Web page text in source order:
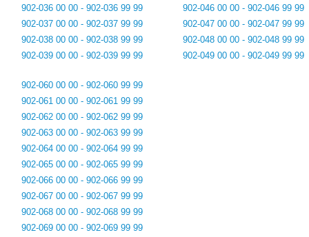
902-036 00 00 - 902-036 99 99
902-037 00 00 - 902-037 99 99
902-038 00 00 - 902-038 99 99
902-039 00 00 - 902-039 99 99
902-046 00 00 - 902-046 99 99
902-047 00 00 - 902-047 99 99
902-048 00 00 - 902-048 99 99
902-049 00 00 - 902-049 99 99
902-060 00 00 - 902-060 99 99
902-061 00 00 - 902-061 99 99
902-062 00 00 - 902-062 99 99
902-063 00 00 - 902-063 99 99
902-064 00 00 - 902-064 99 99
902-065 00 00 - 902-065 99 99
902-066 00 00 - 902-066 99 99
902-067 00 00 - 902-067 99 99
902-068 00 00 - 902-068 99 99
902-069 00 00 - 902-069 99 99